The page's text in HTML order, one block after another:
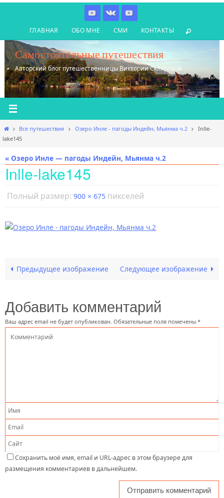
содержимому
ГЛАВНАЯ ОБО МНЕ СМИ КОНТАКТЫ
Самостоятельные путешествия
Авторский блог путешественницы Виктории Скляровой
Главная
Все путешествия Озеро Инле - пагоды Индейн, Мьянма ч.2
Inlle-
lake145
« Озеро Инле — пагоды Индейн, Мьянма ч.2
Inlle-lake145
Полный размер: 900 × 675 пикселей
Предыдущее изображение Следующее изображение
Добавить комментарий
Ваш адрес email не будет опубликован. Обязательные поля помечены *
Сохранить моё имя, email и URL-адрес в этом браузере для
размещения комментариев в дальнейшем.